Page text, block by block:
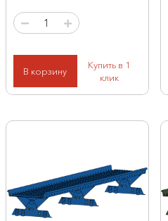
В корзину
Купить в 1
клик